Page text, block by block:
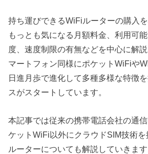
持ち運びできるWiFiルーターの購入
もっとも気になる月額料金、利用可
度、速度制限の有無などを中心に解
マートフォン同様にポケットWiFiや
日進月歩で進化して多種多様な特徴
スがスタートしています。
本記事では従来の携帯電話会社の通
ケットWiFi以外にクラウドSIM技術
ルーターについても解説していきます